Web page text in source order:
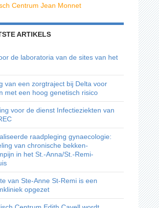
Centrum Jean Monnet
ARTIKELS
de laboratoria van de sites van het
van een zorgtraject bij Delta voor
met een hoog genetisch risico
voor de dienst Infectieziekten van
raadpleging gynaecologie:
van chronische bekken-
in het St.-Anna/St.-Remi-
van Ste-Anne St-Remi is een
opgezet